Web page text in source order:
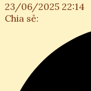
23/06/2025 22:14
Chia sẻ: